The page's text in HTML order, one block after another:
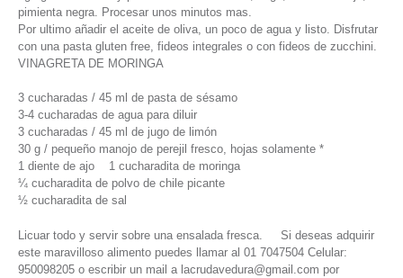
pimienta negra. Procesar unos minutos mas.
Por ultimo añadir el aceite de oliva, un poco de agua y listo. Disfrutar
con una pasta gluten free, fideos integrales o con fideos de zucchini.
VINAGRETA DE MORINGA
3 cucharadas / 45 ml de pasta de sésamo
3-4 cucharadas de agua para diluir
3 cucharadas / 45 ml de jugo de limón
30 g / pequeño manojo de perejil fresco, hojas solamente *
1 diente de ajo 1 cucharadita de moringa
¼ cucharadita de polvo de chile picante
½ cucharadita de sal
Licuar todo y servir sobre una ensalada fresca. Si deseas adquirir
este maravilloso alimento puedes llamar al 01 7047504 Celular:
950098205 o escribir un mail a lacrudavedura@gmail.com por